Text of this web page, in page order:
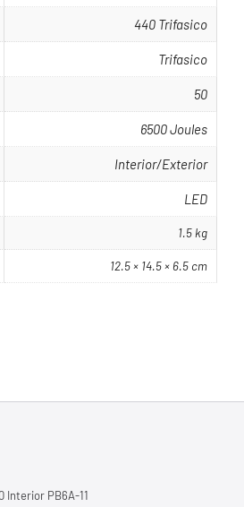
440 Trifasico
Trifasico
50
6500 Joules
Interior/Exterior
LED
1.5 kg
12.5 × 14.5 × 6.5 cm
Interior PB6A-11